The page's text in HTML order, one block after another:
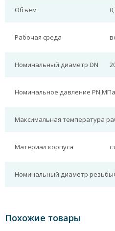
Объем
Рабочая среда
Номинальный диаметр DN
Номинальное давление PN,МПа
Максимальная температура
Материал корпуса
Номинальный диаметр резьбы
Похожие товары